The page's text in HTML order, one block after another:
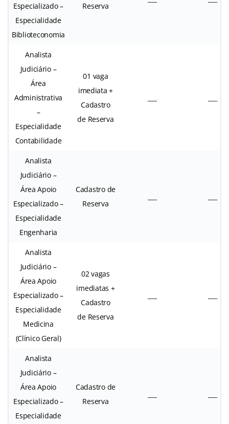
Especializado –
Especialidade
Biblioteconomia
Reserva
Analista
Judiciário –
Área
Administrativa
–
Especialidade
Contabilidade
01 vaga
imediata +
Cadastro
de Reserva
Analista
Judiciário –
Área Apoio
Especializado –
Especialidade
Engenharia
Cadastro de
Reserva
Analista
Judiciário –
Área Apoio
Especializado –
Especialidade
Medicina
(Clínico Geral)
02 vagas
imediatas +
Cadastro
de Reserva
Analista
Judiciário –
Área Apoio
Especializado –
Especialidade
Cadastro de
Reserva